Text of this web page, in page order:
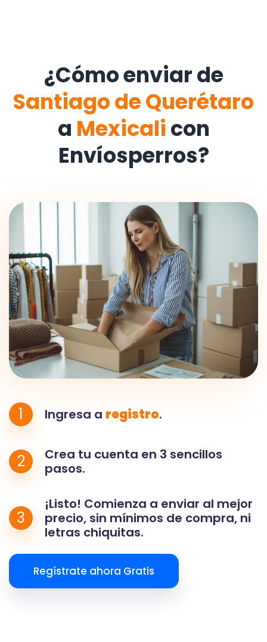
¿Cómo enviar de
Santiago de Querétaro
a Mexicali con
Envíosperros?
1 Ingresa a registro.
2
Crea tu cuenta en 3 sencillos
pasos.
3
¡Listo! Comienza a enviar al mejor
precio, sin mínimos de compra, ni
letras chiquitas.
Regístrate ahora Gratis